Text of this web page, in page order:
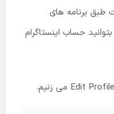
طبق برنامه های
حساب اینستاگرام